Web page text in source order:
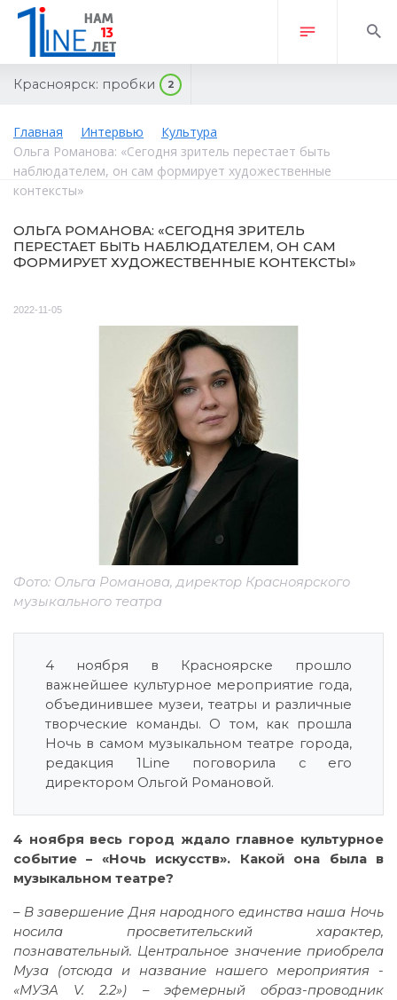
Красноярск: пробки 2
Главная Интервью
Культура
Ольга Романова: «Сегодня зритель перестает быть
наблюдателем, он сам формирует художественные
контексты»
ОЛЬГА РОМАНОВА: «СЕГОДНЯ ЗРИТЕЛЬ
ПЕРЕСТАЕТ БЫТЬ НАБЛЮДАТЕЛЕМ, ОН САМ
ФОРМИРУЕТ ХУДОЖЕСТВЕННЫЕ КОНТЕКСТЫ»
2022-11-05
Фото: Ольга Романова, директор Красноярского
музыкального театра
4 ноября в Красноярске прошло
важнейшее культурное мероприятие года,
объединившее музеи, театры и различные
творческие команды. О том, как прошла
Ночь в самом музыкальном театре города,
редакция 1Line поговорила с его
директором Ольгой Романовой.
4 ноября весь город ждало главное культурное
событие – «Ночь искусств». Какой она была в
музыкальном театре?
– В завершение Дня народного единства наша Ночь
носила просветительский характер,
познавательный. Центральное значение приобрела
Муза (отсюда и название нашего мероприятия -
«МУЗА V. 2.2») – эфемерный образ-проводник